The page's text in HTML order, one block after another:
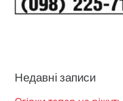
Недавні записи